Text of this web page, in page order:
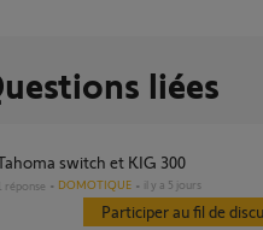
liées
Tahoma switch et KIG 300
réponse DOMOTIQUE il y a 5 jours
Participer au fil de